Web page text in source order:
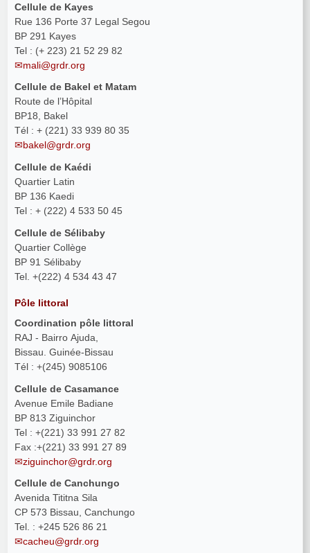
Cellule de Kayes
Rue 136 Porte 37 Legal Segou
BP 291 Kayes
Tel : (+ 223) 21 52 29 82
mali@grdr.org
Cellule de Bakel et Matam
Route de l’Hôpital
BP18, Bakel
Tél : + (221) 33 939 80 35
bakel@grdr.org
Cellule de Kaédi
Quartier Latin
BP 136 Kaedi
Tel : + (222) 4 533 50 45
Cellule de Sélibaby
Quartier Collège
BP 91 Sélibaby
Tel. +(222) 4 534 43 47
Pôle littoral
Coordination pôle littoral
RAJ - Bairro Ajuda,
Bissau. Guinée-Bissau
Tél : +(245) 9085106
Cellule de Casamance
Avenue Emile Badiane
BP 813 Ziguinchor
Tel : +(221) 33 991 27 82
Fax :+(221) 33 991 27 89
ziguinchor@grdr.org
Cellule de Canchungo
Avenida Tititna Sila
CP 573 Bissau, Canchungo
Tel. : +245 526 86 21
cacheu@grdr.org